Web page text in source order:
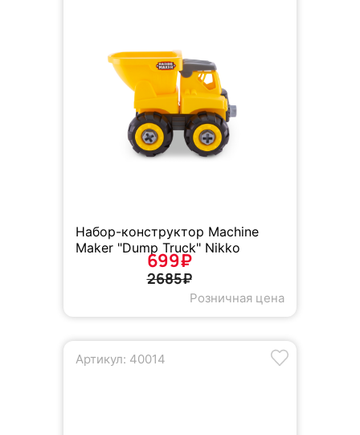
Набор-конструктор Machine
Maker "Dump Truck" Nikko
699₽
2685₽
Розничная цена
Артикул: 40014